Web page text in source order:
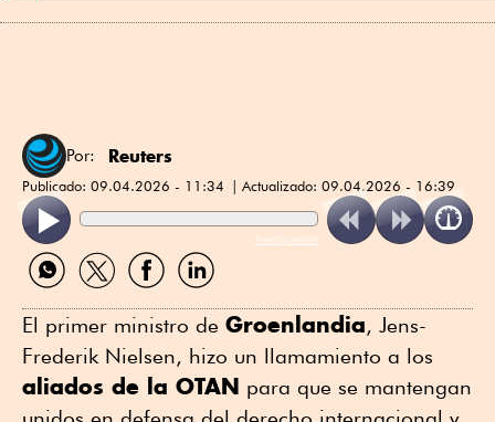
Por: Reuters
Publicado: 09.04.2026 - 11:34 Actualizado: 09.04.2026 - 16:39
ReadSpeaker
Compartir
por
Compartir
por
Compartir
por
Compartir
por
El primer ministro de Groenlandia, Jens-
Frederik Nielsen, hizo ⁠un llamamiento a los
aliados de la OTAN para que se mantengan